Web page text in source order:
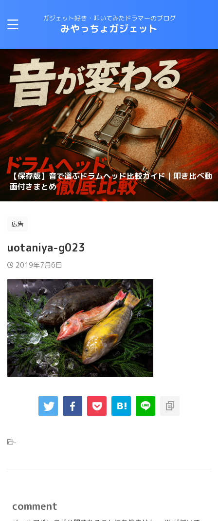
ガジェット好き・叩いてみたドラマーのブログ
みやっちょガジェット
CANOPUSスネアワイヤーの選び方と比較｜カノウプスス
ナッピーを動画で解説
【保存版】音で選ぶドラムヘッド比較ガイド｜叩き比べ動
画付きまとめ
理想のスネアサウンドを手に入れろ！スナッピーの選び方
変拍子のドラム曲に最適なテキスト・教則本はコレしかな
い！
ロックドラマーがジャズドラムに挑戦する方法！おすすめ
の教則本は？？
【スネアチューニング】スネアヘッド交換で音が変わるの
か？？
【スネアチューニング】裏側にこだわる〜スナッピーで音
が変わるのか？実験してみた
【ドラム演奏してみた】ブルースドラムの練習に最適なテ
キストは？？
スネアドラムの選び方 〜ラディック・メタル編〜
恋するフォーチュンクッキーのドラムを叩いてみた 練習
方法
広告
uotaniya-g023
2019年7月6日
-
comment